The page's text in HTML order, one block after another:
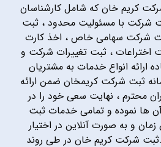
کریم خان که شامل کارشناسان
شرکت با مسئولیت محدود ، ثبت
شرکت سهامی خاص ، اخذ کارت
اختراعات ، ثبت تغییرات شرکت و
ارائه انواع خدمات به مشتریان
ثبت شرکت کریمخان ضمن ارائه
محترم ، نهایت سعی خود را در
ها نموده و تمامی خدمات ثبت
و به صورت آنلاین در اختیار
شرکت کریم خان در طی روند